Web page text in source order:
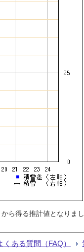
ら得る推計値となりま
くある質問（FAQ）